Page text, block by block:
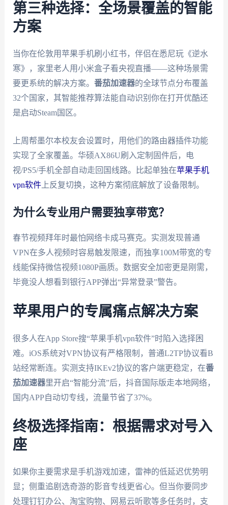
第三种选择：全场景覆盖的智能
方案
当你在伦敦用苹果手机刷小红书，伴侣在悉尼玩《逆水
寒》，家里老人用小米盒子看央视直播——这种场景需
要更系统的解决方案。 番茄加速器的全球节点分布覆盖
32个国家，其智能推荐算法能自动识别你在打开优酷还
是启动Steam国区。
上周帮墨尔本校友会设置时，用他们的路由器插件功能
实现了全家覆盖。华硕AX86U刷入定制固件后，电
视/PS5/手机全部自动走回国线路。比起单独在苹果手机
vpn软件上反复切换，这种方案彻底解放了设备限制。
为什么专业用户需要独享带宽？
春节视频拜年时最怕网络卡成马赛克。实测发现普通
VPN在多人视频时容易触发限速，而独享100M带宽的专
线能保持微信视频1080P画质。数据安全加密更是刚需，
毕竟没人想看到银行APP弹出“异常登录”警告。
苹果用户的专属痛点解决方案
很多人在App Store搜“苹果手机vpn软件”时陷入选择困
难。iOS系统对VPN协议有严格限制，普通L2TP协议看B
站经常断连。实测支持IKEv2协议的客户端更稳定，在番
茄加速器里开启“智能分流”后，抖音国际版走本地网络，
国内APP自动切专线，流量节省了37%。
终极选择指南：根据需求对号入
座
如果你主要需求是手机游戏加速，雷神的低延迟优势明
显；侧重追剧选奇游的影音专线更省心。但当你要同步
处理钉钉办公、淘宝购物、网易云听歌等多任务时，支